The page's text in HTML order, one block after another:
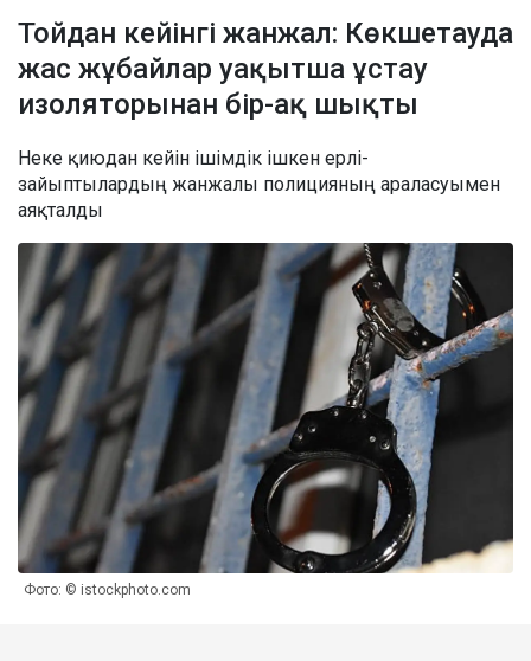
Тойдан кейінгі жанжал: Көкшетауда
жас жұбайлар уақытша ұстау
изоляторынан бір-ақ шықты
Неке қиюдан кейін ішімдік ішкен ерлі-
зайыптылардың жанжалы полицияның араласуымен
аяқталды
Фото: © istockphoto.com